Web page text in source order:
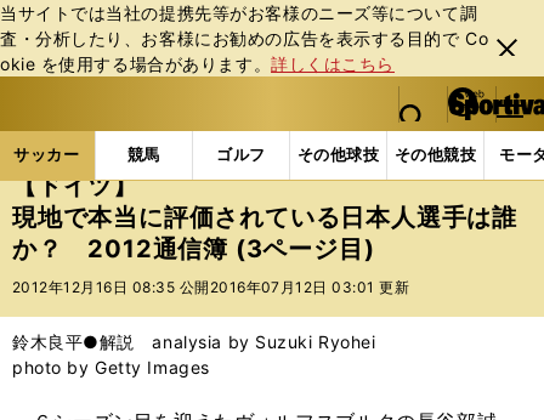
当サイトでは当社の提携先等がお客様のニーズ等について調
査・分析したり、お客様にお勧めの広告を表⽰する⽬的で Co
okie を使⽤する場合があります。詳しくはこちら
閉じ
る
web Sportiva (webスポルティーバ)
検索
マイペ
ー
ジ
メニュ
サッカー 競馬 ゴルフ その他球技 その他競技 モー
ス
ポ
ル
テ
ー
バ
サッカーの記事一覧 海外サッカー 海外サッカー
【ドイツ】
現地で本当に評価されている日本人選手は誰
か？ 2012通信簿 (3ページ目)
2012年12月16日 08:35 公開 2016年07月12日 03:01 更新
鈴木良平●解説 analysia by Suzuki Ryohei
photo by Getty Images